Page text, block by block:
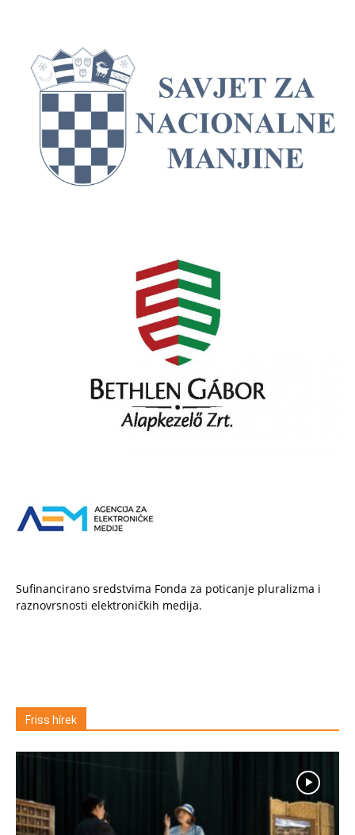
Sufinancirano sredstvima Fonda za poticanje pluralizma i
raznovrsnosti elektroničkih medija.
Friss hírek